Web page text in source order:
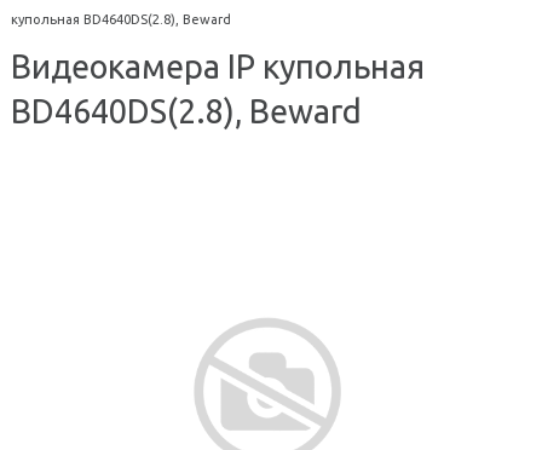
купольная BD4640DS(2.8), Beward
Видеокамера IP купольная
BD4640DS(2.8), Beward